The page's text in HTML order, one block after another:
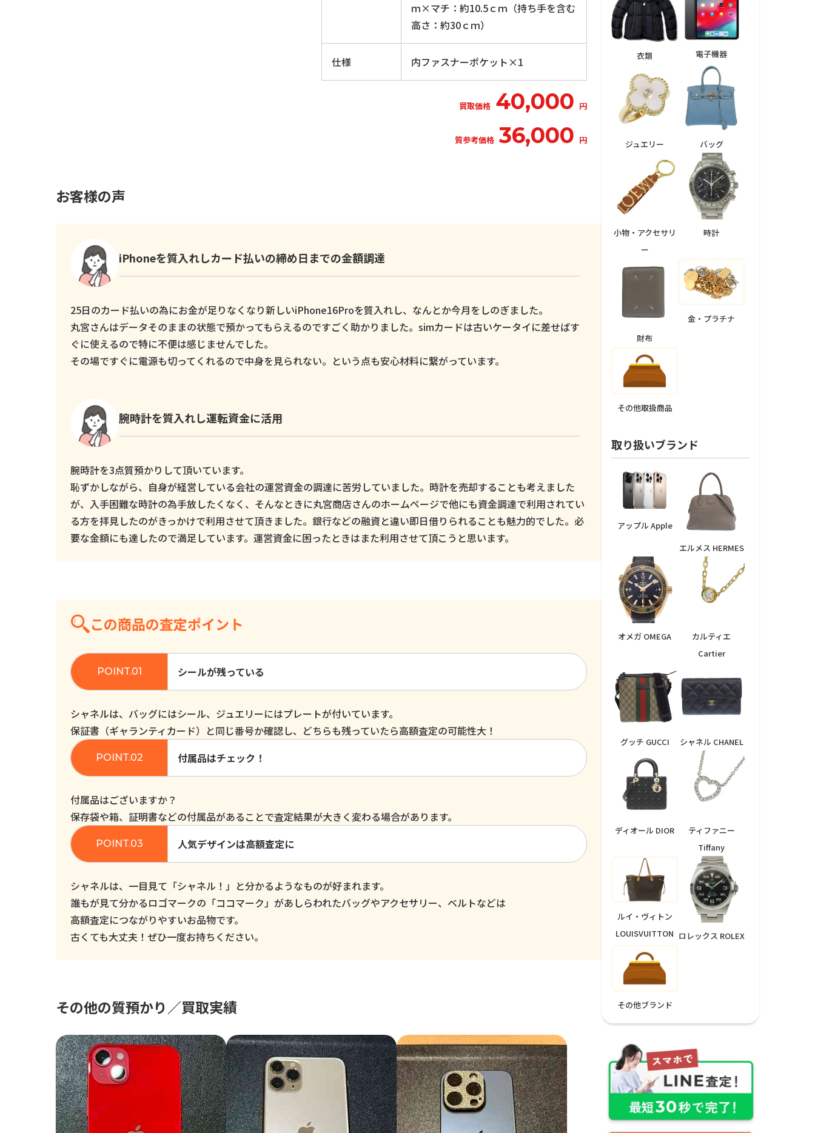
ｍ×マチ：約10.5ｃｍ（持ち手を含む
高さ：約30ｃｍ）
仕様 内ファスナーポケット×1
買取価格 40,000 円
質参考価格 36,000 円
お客様の声
iPhoneを質入れしカード払いの締め日までの金額調達
25日のカード払いの為にお金が足りなくなり新しいiPhone16Proを質入れし、なんとか今月をしのぎました。
丸宮さんはデータそのままの状態で預かってもらえるのですごく助かりました。simカードは古いケータイに差せばす
ぐに使えるので特に不便は感じませんでした。
その場ですぐに電源も切ってくれるので中身を見られない。という点も安心材料に繋がっています。
腕時計を質入れし運転資金に活用
腕時計を3点質預かりして頂いています。
恥ずかしながら、自身が経営している会社の運営資金の調達に苦労していました。時計を売却することも考えました
が、入手困難な時計の為手放したくなく、そんなときに丸宮商店さんのホームページで他にも資金調達で利用されてい
る方を拝見したのがきっかけで利用させて頂きました。銀行などの融資と違い即日借りられることも魅力的でした。必
要な金額にも達したので満足しています。運営資金に困ったときはまた利用させて頂こうと思います。
この商品の査定ポイント
シールが残っている
シャネルは、バッグにはシール、ジュエリーにはプレートが付いています。
保証書（ギャランティカード）と同じ番号か確認し、どちらも残っていたら高額査定の可能性大！
付属品はチェック！
付属品はございますか？
保存袋や箱、証明書などの付属品があることで査定結果が大きく変わる場合があります。
人気デザインは高額査定に
シャネルは、一目見て「シャネル！」と分かるようなものが好まれます。
誰もが見て分かるロゴマークの「ココマーク」があしらわれたバッグやアクセサリー、ベルトなどは
高額査定につながりやすいお品物です。
古くても大丈夫！ぜひ一度お持ちください。
その他の質預かり／買取実績
衣類 電子機器
ジュエリー バッグ
小物・アクセサリ
ー
時計
財布
金・プラチナ
その他取扱商品
取り扱いブランド
アップル Apple
エルメス HERMES
オメガ OMEGA
カルティエ
Cartier
グッチ GUCCI シャネル CHANEL
ディオール DIOR
ティファニー
Tiffany
ルイ・ヴィトン
LOUISVUITTON ロレックス ROLEX
その他ブランド